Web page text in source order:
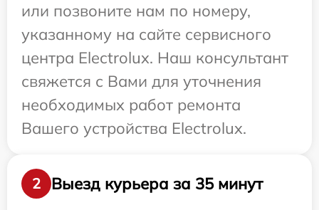
или позвоните нам по номеру,
указанному на сайте сервисного
центра Electrolux. Наш консультант
свяжется с Вами для уточнения
необходимых работ ремонта
Вашего устройства Electrolux.
2
Выезд курьера за 35 минут